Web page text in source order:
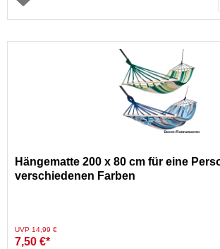
Hängematte 200 x 80 cm für eine
verschiedenen Farben
Preis reduziert von
UVP 14,99 €auf
7,50 €*